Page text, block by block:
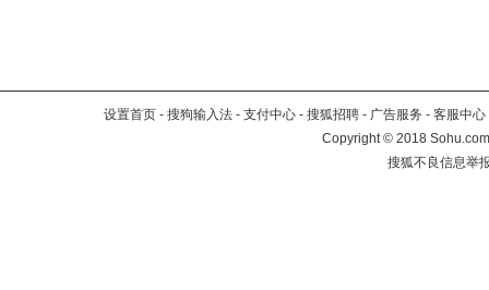
设置首页 - 搜狗输入法 - 支付中心 - 搜狐招聘 - 广告服务 - 客服中心
Copyright©2018
搜狐不良信息举